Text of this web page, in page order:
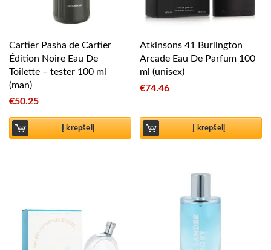
Cartier Pasha de Cartier
Édition Noire Eau De
Toilette – tester 100 ml
(man)
€50.25
Į krepšelį
Atkinsons 41 Burlington
Arcade Eau De Parfum 100
ml (unisex)
€74.46
Į krepšelį